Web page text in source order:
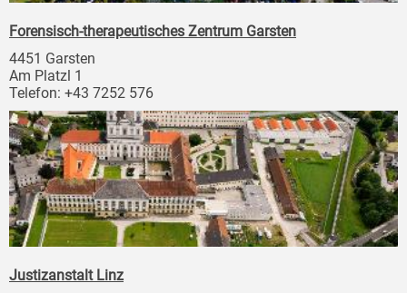
Forensisch-therapeutisches Zentrum Garsten
4451 Garsten
Am Platzl 1
Telefon: +43 7252 576
Justizanstalt Linz